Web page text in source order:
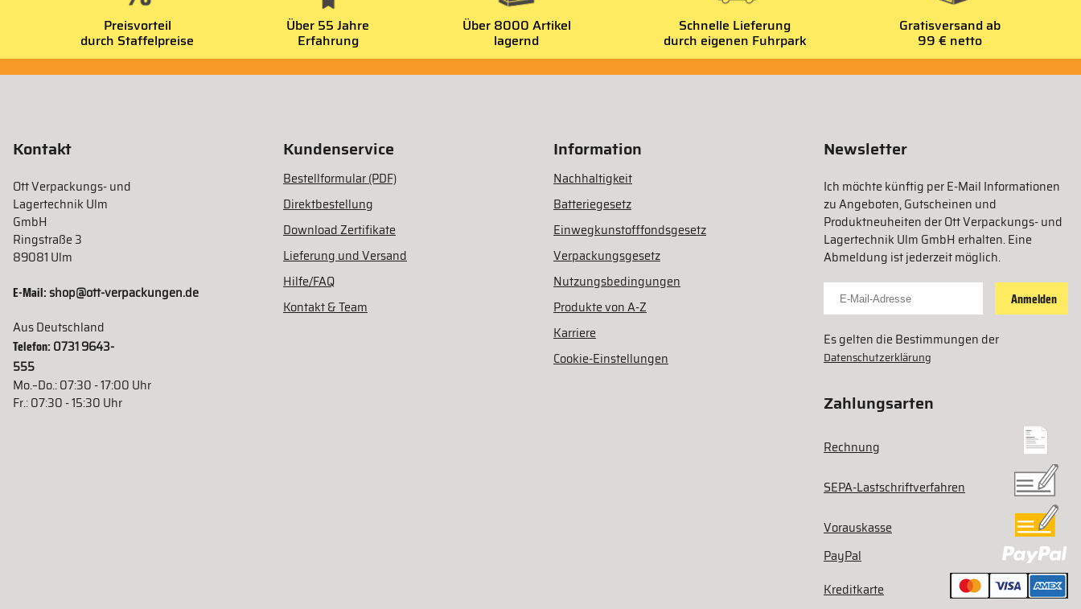
Preisvorteil
durch Staffelpreise
Über 55 Jahre
Erfahrung
Über 8000 Artikel
lagernd
Schnelle Lieferung
durch eigenen Fuhrpark
Gratisversand ab
99 € netto
Kontakt
Ott Verpackungs- und
Lagertechnik Ulm
GmbH
Ringstraße 3
89081 Ulm
E-Mail:shop@ott-verpackungen.de
Aus Deutschland
Telefon: 0731 9643-
555
Mo.–Do.: 07:30 - 17:00 Uhr
Fr.: 07:30 - 15:30 Uhr
Kundenservice
Bestellformular (PDF)
Direktbestellung
Download Zertifikate
Lieferung und Versand
Hilfe/FAQ
Kontakt & Team
Information
Nachhaltigkeit
Batteriegesetz
Einwegkunstofffondsgesetz
Verpackungsgesetz
Nutzungsbedingungen
Produkte von A-Z
Karriere
Cookie-Einstellungen
Newsletter
Ich möchte künftig per E-Mail Informationen
zu Angeboten, Gutscheinen und
Produktneuheiten der Ott Verpackungs- und
Lagertechnik Ulm GmbH erhalten. Eine
Abmeldung ist jederzeit möglich.
Für Newsletter anmelden
Anmelden
Es gelten die Bestimmungen der
Datenschutzerklärung
Zahlungsarten
Rechnung
SEPA-Lastschriftverfahren
Vorauskasse
PayPal
Kreditkarte